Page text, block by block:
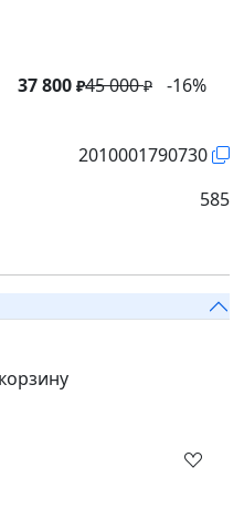
37 800 ₽45 000₽ -16%
2010001790730
585